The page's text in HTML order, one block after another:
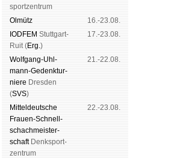
sport­zen­trum
Ol­mütz
16.-23.08.
IODFEM Stutt­gart-
Ruit (Erg.)
17.-23.08.
Wolf­gang-Uhl­
mann-Ge­denk­tur­
niere Dres­den
(SVS)
21.-22.08.
Mit­tel­deu­tsche
Frauen-Schnell­
schach­meis­ter­
schaftDenk­sport­
zen­trum
22.-23.08.